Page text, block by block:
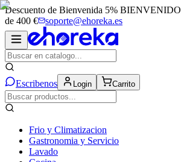
Descuento de Bienvenida 5% BIENVENIDO
de 400 €
soporte@ehoreka.es
Escribenos Login Carrito
Frio y Climatizacion
Gastronomia y Servicio
Lavado